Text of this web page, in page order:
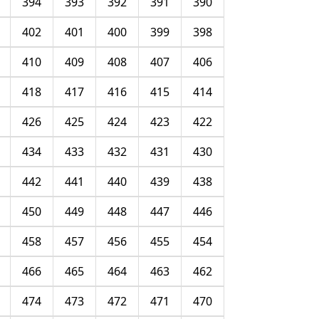
398
399
400
401
402
406
407
408
409
410
414
415
416
417
418
422
423
424
425
426
430
431
432
433
434
438
439
440
441
442
446
447
448
449
450
454
455
456
457
458
462
463
464
465
466
470
471
472
473
474